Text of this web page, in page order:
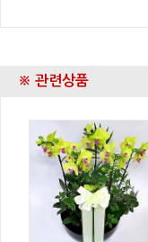
※ 관련상품